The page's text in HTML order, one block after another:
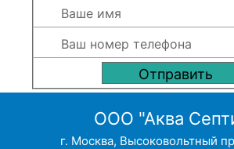
ООО "Аква
г. Москва, Высоковольтный